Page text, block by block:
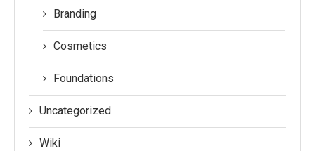
Branding
Cosmetics
Foundations
Uncategorized
Wiki